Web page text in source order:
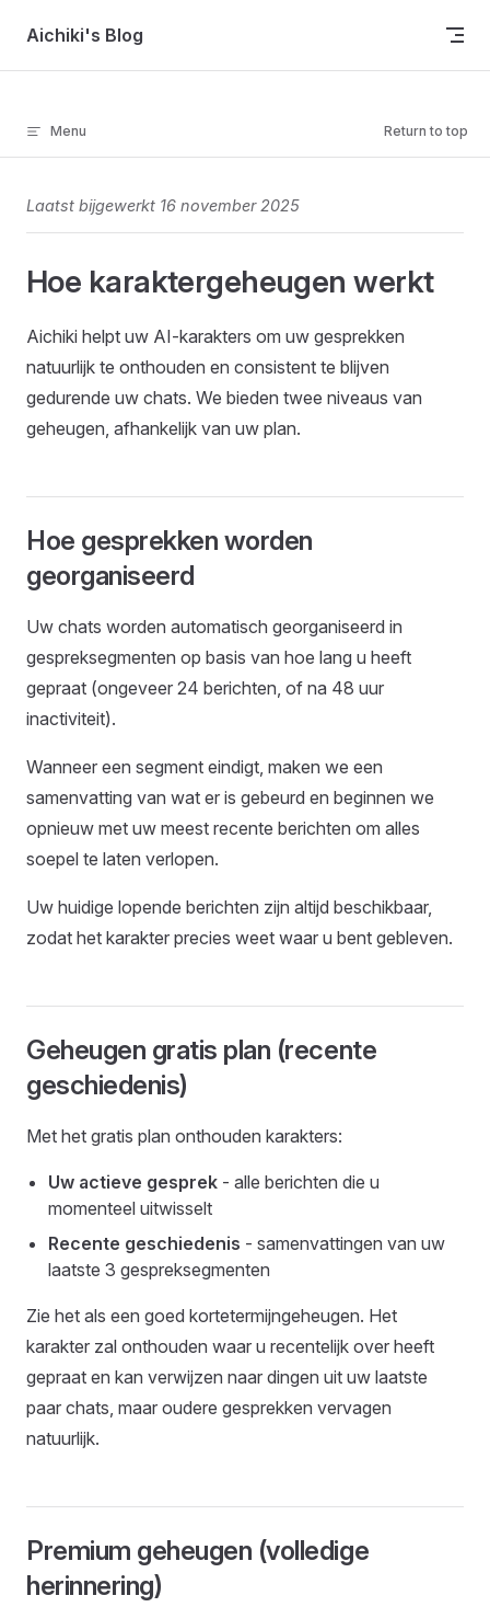
Skip to content
Aichiki's Blog
Menu Return to top
Laatst bijgewerkt 16 november 2025
Hoe karaktergeheugen werkt
Aichiki helpt uw AI-karakters om uw gesprekken
natuurlijk te onthouden en consistent te blijven
gedurende uw chats. We bieden twee niveaus van
geheugen, afhankelijk van uw plan.
Hoe gesprekken worden
georganiseerd
Uw chats worden automatisch georganiseerd in
gespreksegmenten op basis van hoe lang u heeft
gepraat (ongeveer 24 berichten, of na 48 uur
inactiviteit).
Wanneer een segment eindigt, maken we een
samenvatting van wat er is gebeurd en beginnen we
opnieuw met uw meest recente berichten om alles
soepel te laten verlopen.
Uw huidige lopende berichten zijn altijd beschikbaar,
zodat het karakter precies weet waar u bent gebleven.
Geheugen gratis plan (recente
geschiedenis)
Met het gratis plan onthouden karakters:
Uw actieve gesprek - alle berichten die u
momenteel uitwisselt
Recente geschiedenis - samenvattingen van uw
laatste 3 gespreksegmenten
Zie het als een goed kortetermijngeheugen. Het
karakter zal onthouden waar u recentelijk over heeft
gepraat en kan verwijzen naar dingen uit uw laatste
paar chats, maar oudere gesprekken vervagen
natuurlijk.
Premium geheugen (volledige
herinnering)